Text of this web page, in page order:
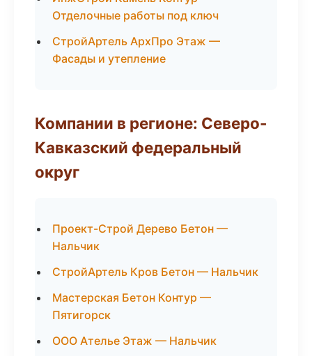
Отделочные работы под ключ
СтройАртель АрхПро Этаж —
Фасады и утепление
Компании в регионе: Северо-
Кавказский федеральный
округ
Проект-Строй Дерево Бетон —
Нальчик
СтройАртель Кров Бетон — Нальчик
Мастерская Бетон Контур —
Пятигорск
ООО Ателье Этаж — Нальчик